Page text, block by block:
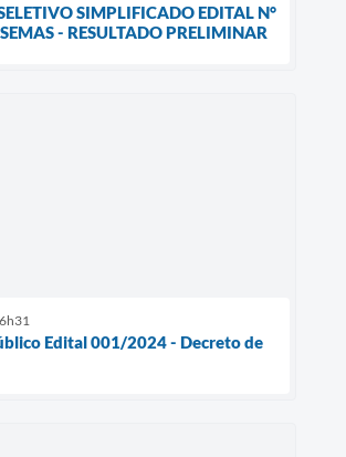
SIMPLIFICADO EDITAL N°
- RESULTADO PRELIMINAR
Edital 001/2024 - Decreto de